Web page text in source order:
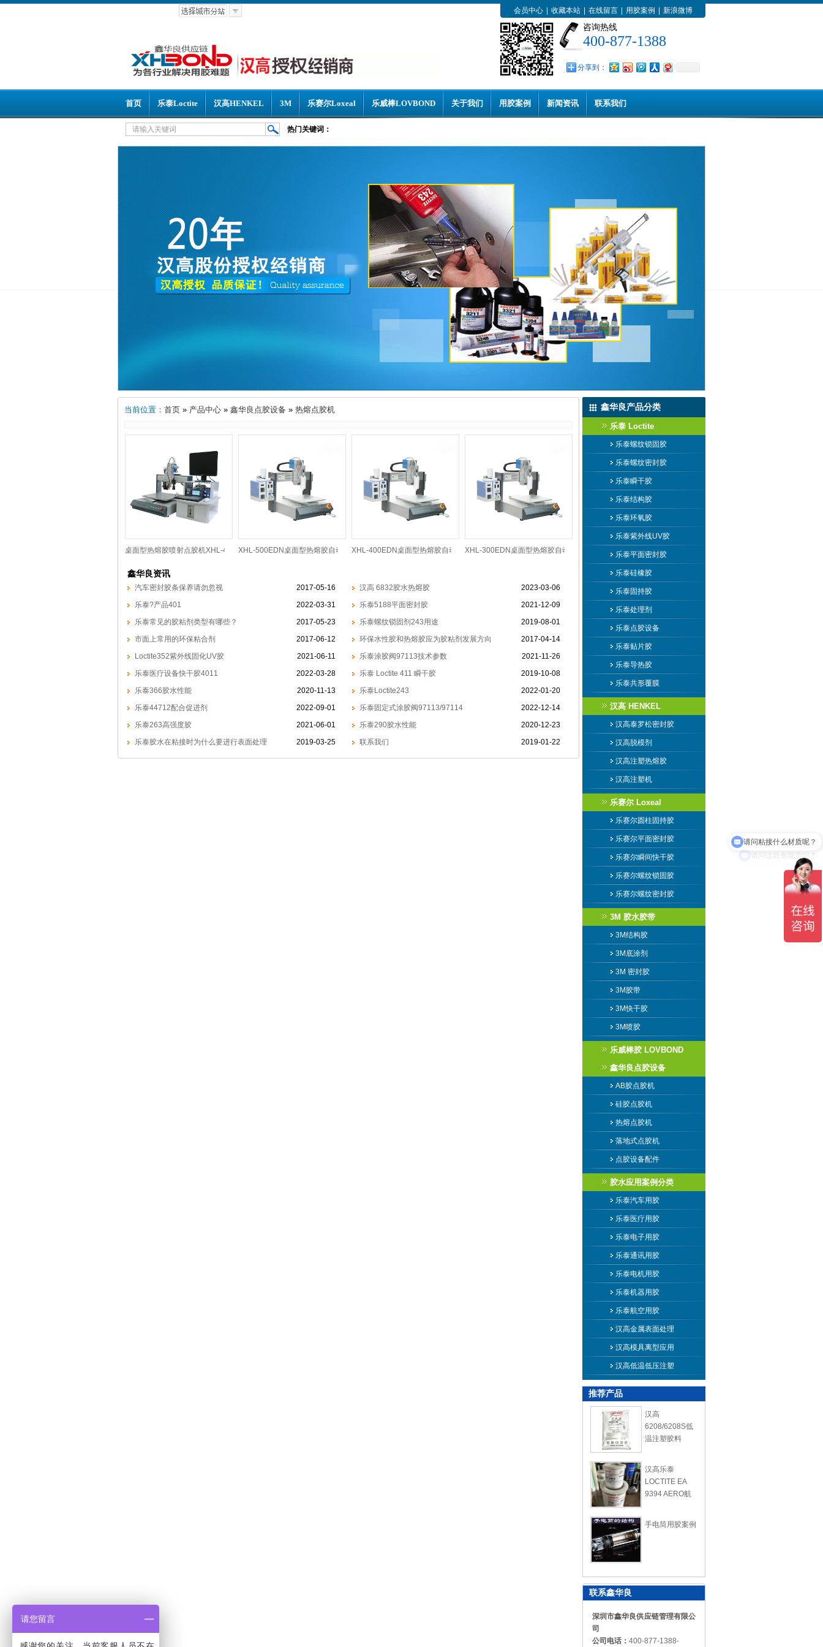
会员中心 收藏本站 在线留言 用胶案例 新浪微博
咨询热线
400-877-1388
分享到：
首页 乐泰Loctite 汉高HENKEL 3M 乐赛尔Loxeal 乐威棒LOVBOND 关于我们 用胶案例 新闻资讯 联系我们
热门关键词：
当前位置： 首页 » 产品中心 » 鑫华良点胶设备 » 热熔点胶机
桌面型热熔胶喷射点胶机XHL-400SPXHL-500EDN桌面型热熔胶自动点胶机XHL-400EDN桌面型热熔胶自动点胶机XHL-300EDN桌面型热熔胶自动点胶机
鑫华良资讯
2017-05-16
汽车密封胶条保养请勿忽视 2023-03-06
汉高 6832胶水热熔胶
2022-03-31
乐泰?产品401 2021-12-09
乐泰5188平面密封胶
2017-05-23
乐泰常见的胶粘剂类型有哪些？ 2019-08-01
乐泰螺纹锁固剂243用途
2017-06-12
市面上常用的环保粘合剂 2017-04-14
环保水性胶和热熔胶应为胶粘剂发展方向
2021-06-11
Loctite352紫外线固化UV胶 2021-11-26
乐泰涂胶阀97113技术参数
2022-03-28
乐泰医疗设备快干胶4011 2019-10-08
乐泰 Loctite 411 瞬干胶
2020-11-13
乐泰366胶水性能 2022-01-20
乐泰Loctite243
2022-09-01
乐泰44712配合促进剂 2022-12-14
乐泰固定式涂胶阀97113/97114
2021-06-01
乐泰263高强度胶 2020-12-23
乐泰290胶水性能
2019-03-25
乐泰胶水在粘接时为什么要进行表面处理 2019-01-22
联系我们
鑫华良产品分类
乐泰 Loctite
乐泰螺纹锁固胶
乐泰螺纹密封胶
乐泰瞬干胶
乐泰结构胶
乐泰环氧胶
乐泰紫外线UV胶
乐泰平面密封胶
乐泰硅橡胶
乐泰固持胶
乐泰处理剂
乐泰点胶设备
乐泰贴片胶
乐泰导热胶
乐泰共形覆膜
汉高 HENKEL
汉高泰罗松密封胶
汉高脱模剂
汉高注塑热熔胶
汉高注塑机
乐赛尔 Loxeal
乐赛尔圆柱固持胶
乐赛尔平面密封胶
乐赛尔瞬间快干胶
乐赛尔螺纹锁固胶
乐赛尔螺纹密封胶
3M 胶水胶带
3M结构胶
3M底涂剂
3M 密封胶
3M胶带
3M快干胶
3M喷胶
乐威棒胶 LOVBOND
鑫华良点胶设备
AB胶点胶机
硅胶点胶机
热熔点胶机
落地式点胶机
点胶设备配件
胶水应用案例分类
乐泰汽车用胶
乐泰医疗用胶
乐泰电子用胶
乐泰通讯用胶
乐泰电机用胶
乐泰机器用胶
乐泰航空用胶
汉高金属表面处理
汉高模具离型应用
汉高低温低压注塑
推荐产品
汉高
6208/6208S低
温注塑胶料
汉高乐泰
LOCTITE EA
9394 AERO航
手电筒用胶案例
联系鑫华良
深圳市鑫华良供应链管理有限公
司
公司电话： 400-877-1388-
请问这款有现货吗？
请您留言